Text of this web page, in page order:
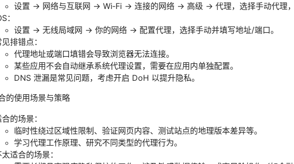
设置 -> 网络与互联网 -> Wi‑Fi -> 连接的网络 -> 高级 -> 代理，选择手动代理
：
设置 -> 无线局域网 -> 你的网络 -> 配置代理，选择手动并填写地址/端口。
排错点：
代理地址或端口填错会导致浏览器无法连接。
某些应用不会自动继承系统代理设置，需要在应用内单独配置。
DNS 泄漏是常见问题，考虑开启 DoH 以提升隐私。
的使用场景与策略
的场景：
临时性绕过区域性限制、验证网页内容、测试站点的地理版本差异等。
学习代理工作原理、研究不同类型的代理行为。
太适合的场景：